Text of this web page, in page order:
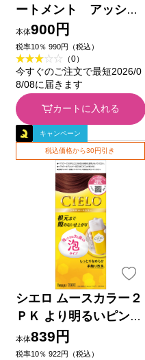
ートメント アッシュ
ピンク １８０ｇ ヘン
ケルジャパン (医薬部
外品)
本体900円
税率10％ 990円（税込）
（0）
今すぐのご注文で最短2026/0
8/08に届きます
カートに入れる
キャンペーン
税込価格から30円引き
シエロ ムースカラー２
ＰＫ より明るいピンク
ブラウン ５０ｇ＋５０
ｇ ホーユー (医薬部外
本体839円
税率10％ 922円（税込）